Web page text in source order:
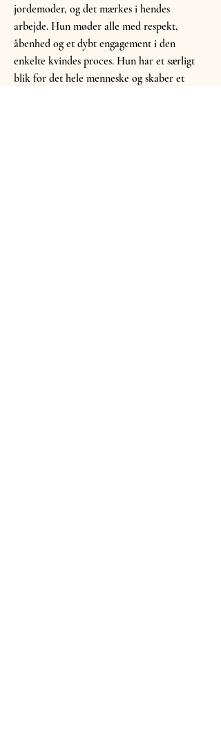
jordemoder, og det mærkes i hendes
arbejde. Hun møder alle med respekt,
åbenhed og et dybt engagement i den
enkelte kvindes proces. Hun har et særligt
blik for det hele menneske og skaber et